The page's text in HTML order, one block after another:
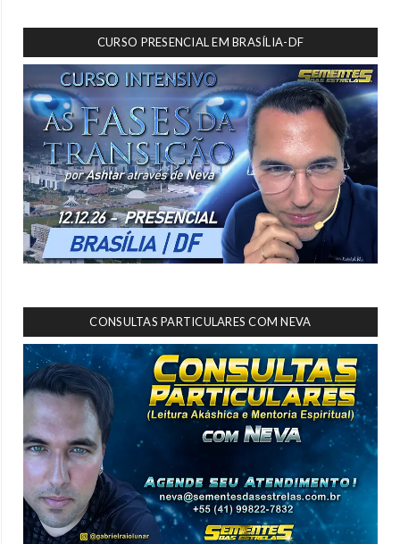
CURSO PRESENCIAL EM BRASÍLIA-DF
CONSULTAS PARTICULARES COM NEVA